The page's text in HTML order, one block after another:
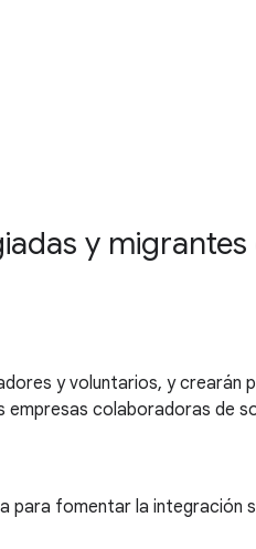
y migrantes
y voluntarios, y crearán
colaboradoras de
para fomentar la integración